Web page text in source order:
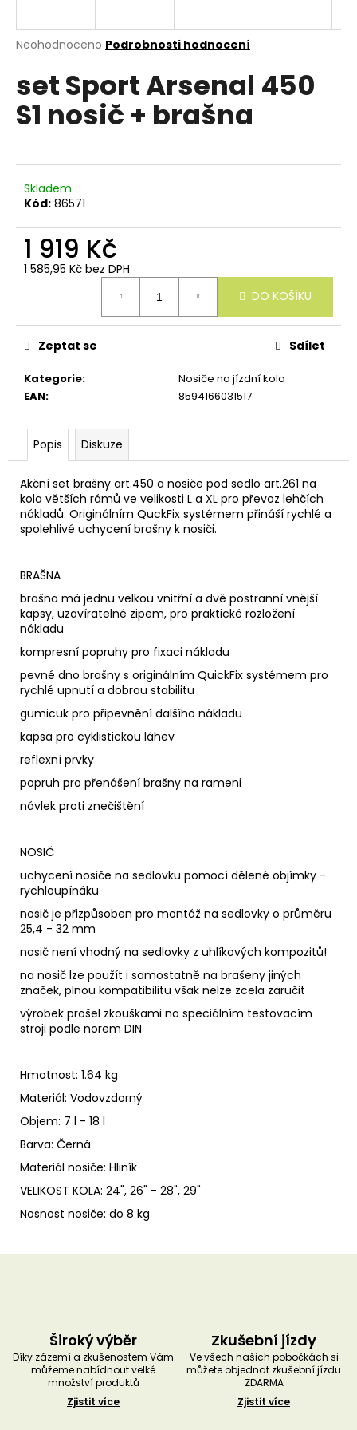
Průměrné
produktu
je
0,0
z
Neohodnoceno Podrobnosti hodnocení
set Sport Arsenal 450
S1 nosič + brašna
Skladem
Kód: 86571
1 919 Kč
1 585,95 Kč bez DPH
DO KOŠÍKU
Kategorie:
Nosiče na jízdní kola
EAN: 8594166031517
Zeptat se Sdílet
Popis Diskuze
Akční set brašny art.450 a nosiče pod sedlo art.261 na
kola větších rámů ve velikosti L a XL pro převoz lehčích
nákladů. Originálním QuckFix systémem přináší rychlé a
spolehlivé uchycení brašny k nosiči.
BRAŠNA
brašna má jednu velkou vnitřní a dvě postranní vnější
kapsy, uzavíratelné zipem, pro praktické rozložení
nákladu
kompresní popruhy pro fixaci nákladu
pevné dno brašny s originálním QuickFix systémem pro
rychlé upnutí a dobrou stabilitu
gumicuk pro připevnění dalšího nákladu
kapsa pro cyklistickou láhev
reflexní prvky
popruh pro přenášení brašny na rameni
návlek proti znečištění
NOSIČ
uchycení nosiče na sedlovku pomocí dělené objímky -
rychloupínáku
nosič je přizpůsoben pro montáž na sedlovky o průměru
25,4 - 32 mm
nosič není vhodný na sedlovky z uhlíkových kompozitů!
na nosič lze použít i samostatně na brašeny jiných
značek, plnou kompatibilitu však nelze zcela zaručit
výrobek prošel zkouškami na speciálním testovacím
stroji podle norem DIN
Hmotnost: 1.64 kg
Materiál: Vodovzdorný
Objem: 7 l - 18 l
Barva: Černá
Materiál nosiče: Hliník
VELIKOST KOLA: 24", 26" - 28", 29"
Nosnost nosiče: do 8 kg
Široký výběr
Díky zázemí a zkušenostem Vám
můžeme nabídnout velké
množství produktů
Zjistit více
Zkušební jízdy
Ve všech našich pobočkách si
můžete objednat zkušební jízdu
ZDARMA
Zjistit více
n
a
í
t
?
o
u